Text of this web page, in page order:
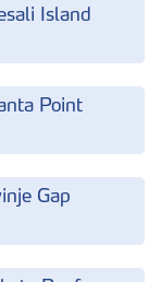
Island
Point
Gap